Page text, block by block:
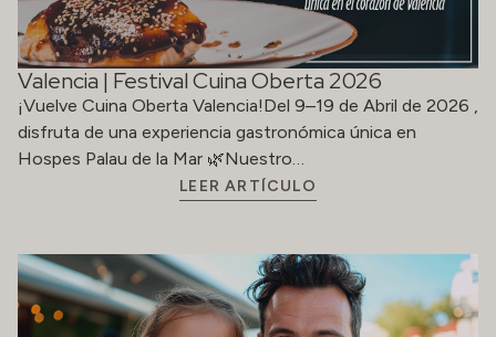
Valencia | Festival Cuina Oberta 2026
¡Vuelve Cuina Oberta Valencia!Del 9–19 de Abril de 2026 ,
disfruta de una experiencia gastronómica única en
Hospes Palau de la Mar 🌿Nuestro…
LEER ARTÍCULO